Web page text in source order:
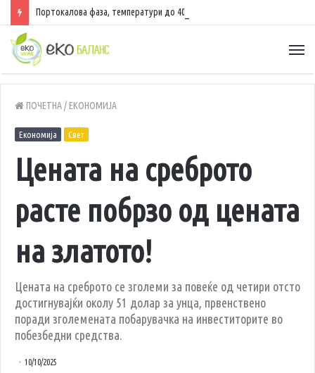
Портокалова фаза, температури до 40 степени
ПОЧЕТНА/ ЕКОНОМИЈА
Економија Свет
Цената на среброто
расте побрзо од цената
на златото!
Цената на среброто се зголеми за повеќе од четири отсто
достигнувајќи околу 51 долар за унца, првенствено
поради зголемената побарувачка на инвеститорите во
побезбедни средства.
10/10/2025